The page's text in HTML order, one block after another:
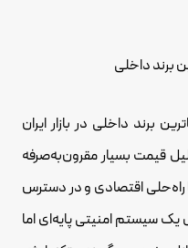
برند داخلی در بازار ایران
قیمت بسیار مقرون‌به‌صرفه
اقتصادی و در دسترس
سیستم امنیتی پایه‌ای اما